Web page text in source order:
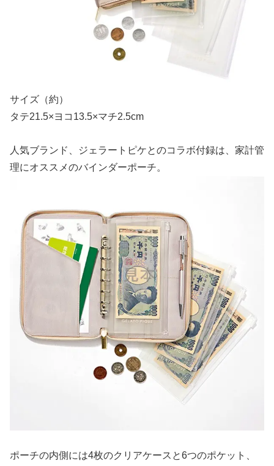
サイズ（約）
タテ21.5×ヨコ13.5×マチ2.5cm
人気ブランド、ジェラートピケとのコラボ付録は、家計管
理にオススメのバインダーポーチ。
ポーチの内側には4枚のクリアケースと6つのポケット、